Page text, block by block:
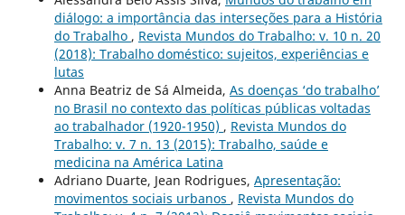
diálogo: a importância das interseções para a História
do Trabalho , Revista Mundos do Trabalho: v. 10 n. 20
(2018): Trabalho doméstico: sujeitos, experiências e
lutas
Anna Beatriz de Sá Almeida, As doenças ‘do trabalho’
no Brasil no contexto das políticas públicas voltadas
ao trabalhador (1920-1950) , Revista Mundos do
Trabalho: v. 7 n. 13 (2015): Trabalho, saúde e
medicina na América Latina
Adriano Duarte, Jean Rodrigues, Apresentação:
movimentos sociais urbanos , Revista Mundos do